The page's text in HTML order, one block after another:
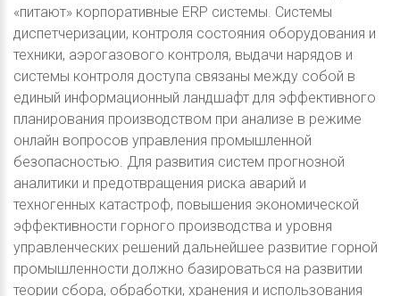
«питают» корпоративные ERP системы. Системы
диспетчеризации, контроля состояния оборудования и
техники, аэрогазового контроля, выдачи нарядов и
системы контроля доступа связаны между собой в
единый информационный ландшафт для эффективного
планирования производством при анализе в режиме
онлайн вопросов управления промышленной
безопасностью. Для развития систем прогнозной
аналитики и предотвращения риска аварий и
техногенных катастроф, повышения экономической
эффективности горного производства и уровня
управленческих решений дальнейшее развитие горной
промышленности должно базироваться на развитии
теории сбора, обработки, хранения и использования